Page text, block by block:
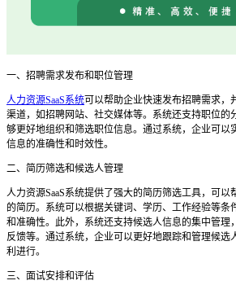
一、招聘需求发布和职位管理
人力资源SaaS系统可以帮助企业快速发布招聘需求，
渠道，如招聘网站、社交媒体等。系统还支持职位的
够更好地组织和筛选职位信息。通过系统，企业可以
信息的准确性和时效性。
二、简历筛选和候选人管理
人力资源SaaS系统提供了强大的简历筛选工具，可
的简历。系统可以根据关键词、学历、工作经验等条
和准确性。此外，系统还支持候选人信息的集中管理
反馈等。通过系统，企业可以更好地跟踪和管理候选
利进行。
三、面试安排和评估